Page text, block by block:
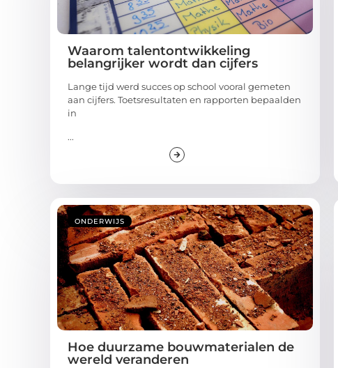
Waarom talentontwikkeling
belangrijker wordt dan cijfers
Lange tijd werd succes op school vooral gemeten
aan cijfers. Toetsresultaten en rapporten bepaalden
in
...
ONDERWIJS
Hoe duurzame bouwmaterialen de
wereld veranderen